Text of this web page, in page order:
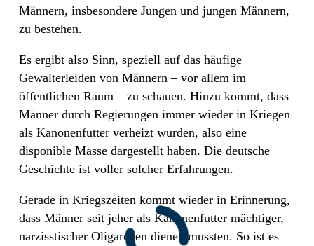
Männern, insbesondere Jungen und jungen Männern,
zu bestehen.
Es ergibt also Sinn, speziell auf das häufige
Gewalterleiden von Männern – vor allem im
öffentlichen Raum – zu schauen. Hinzu kommt, dass
Männer durch Regierungen immer wieder in Kriegen
als Kanonenfutter verheizt wurden, also eine
disponible Masse dargestellt haben. Die deutsche
Geschichte ist voller solcher Erfahrungen.
Gerade in Kriegszeiten kommt wieder in Erinnerung,
dass Männer seit jeher als Kanonenfutter mächtiger,
narzisstischer Oligarchen dienen mussten. So ist es